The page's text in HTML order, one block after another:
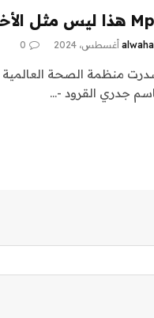
0
2023، أصدرت منظمة الصحة
جدري القرود -…